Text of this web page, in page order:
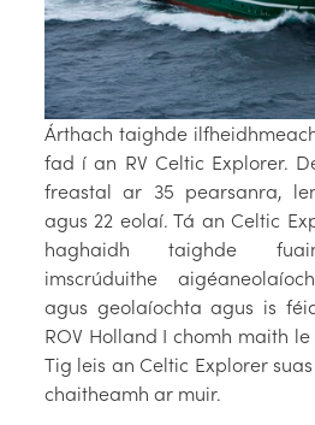
Árthach taighde
fad í an RV Celtic Explorer.
freastal ar 35 pearsanra,
agus 22 eolaí. Tá an Celtic
haghaidh taighde
imscrúduithe
agus geolaíochta agus is
ROV Holland I chomh maith
Tig leis an Celtic Explorer
chaitheamh ar muir.